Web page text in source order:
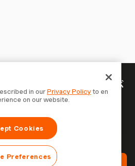
は記録する価値が
ぐ始めましょう
、クライアントに請求し、より速
以上の企業に参加しましょう。無
を無料で試す
in ourPrivacy Policyto en
on our website.
Cookies
Preferences